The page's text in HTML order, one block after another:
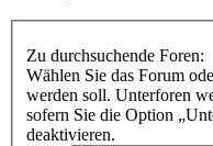
Zu durchsuchende Foren:
Wählen Sie das Forum
werden soll. Unterforen
sofern Sie die Option
deaktivieren.